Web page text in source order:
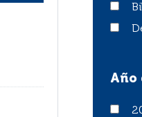
Año
2023